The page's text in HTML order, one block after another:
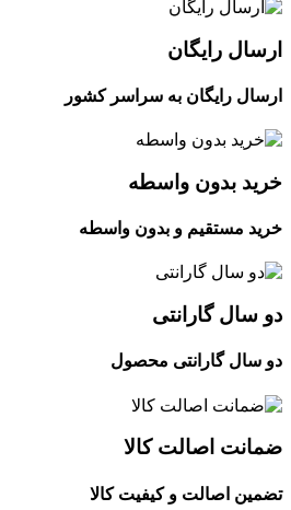
ارسال رایگان
ارسال رایگان به سراسر کشور
خرید بدون واسطه
خرید مستقیم و بدون واسطه
دو سال گارانتی
دو سال گارانتی محصول
ضمانت اصالت کالا
تضمین اصالت و کیفیت کالا